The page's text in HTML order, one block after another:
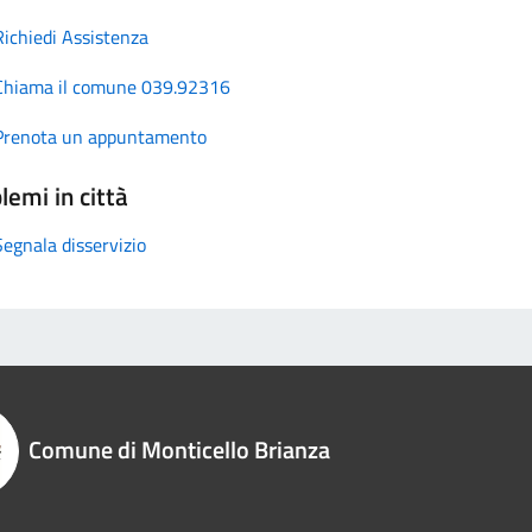
Assistenza
il comune 039.92316
un appuntamento
in città
disservizio
Comune di Monticello Brianza